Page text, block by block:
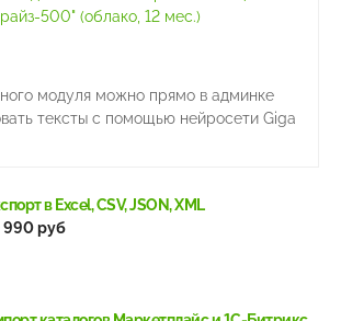
500" (облако, 12 мес.)
модуля можно прямо в админке
тексты с помощью нейросети Giga
в Excel, CSV, JSON, XML
990 руб